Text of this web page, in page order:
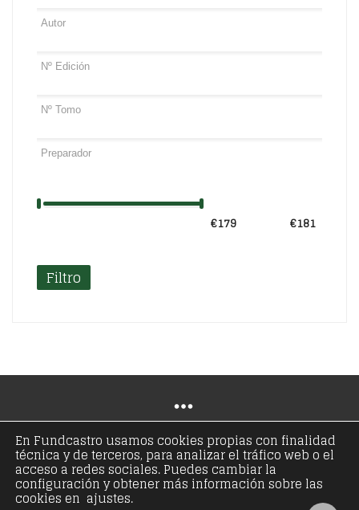
€179 €181
Filtro
© Copyright 2021 - Fundación José Antonio de
Castro - Todos los derechos reservados
Aviso legal
En Fundcastro usamos cookies propias con finalidad
técnica y de terceros, para analizar el tráfico web o el
acceso a redes sociales. Puedes cambiar la
configuración y obtener más información sobre las
cookies en ajustes.